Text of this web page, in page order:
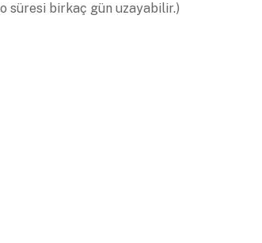
süresi birkaç gün uzayabilir.)